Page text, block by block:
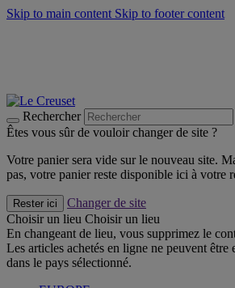
Skip to main content Skip to footer content
Rechercher
Êtes vous sûr de vouloir changer de site ?
Votre panier sera vide sur le nouveau site.
pas, votre panier reste disponible ici à votre
Rester ici
Changer de site
Choisir un lieu Choisir un lieu
En changeant de lieu, vous supprimez le
Les articles achetés en ligne ne peuvent être
dans le pays sélectionné.